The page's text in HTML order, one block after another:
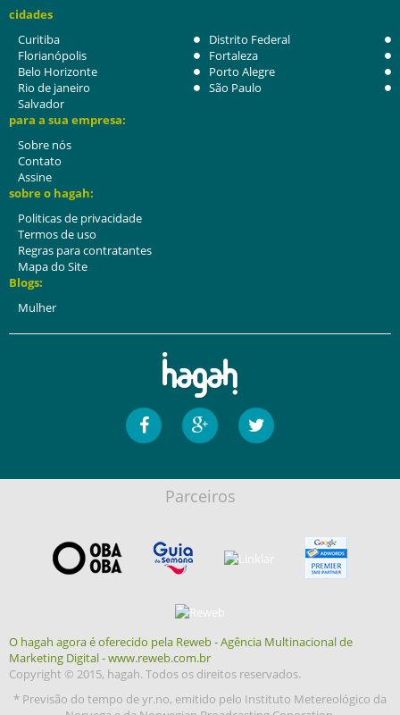
cidades
Curitiba
Distrito Federal
Florianópolis
Fortaleza
Belo Horizonte
Porto Alegre
Rio de janeiro
São Paulo
Salvador
para a sua empresa:
Sobre nós
Contato
Assine
sobre o hagah:
Politicas de privacidade
Termos de uso
Regras para contratantes
Mapa do Site
Blogs:
Mulher
Parceiros
O hagah agora é oferecido pela Reweb - Agência Multinacional de
Marketing Digital - www.reweb.com.br
Copyright © 2015, hagah. Todos os direitos reservados.
* Previsão do tempo de yr.no, emitido pelo Instituto Metereológico da